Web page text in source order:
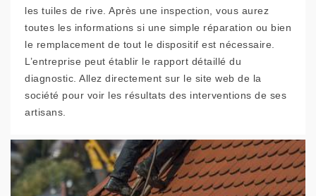
les tuiles de rive. Après une inspection, vous aurez
toutes les informations si une simple réparation ou bien
le remplacement de tout le dispositif est nécessaire.
L’entreprise peut établir le rapport détaillé du
diagnostic. Allez directement sur le site web de la
société pour voir les résultats des interventions de ses
artisans.